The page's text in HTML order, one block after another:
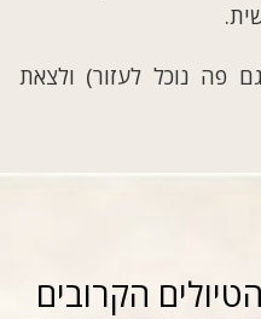
פה נוכל לעזור) ולצאת
הקרובים